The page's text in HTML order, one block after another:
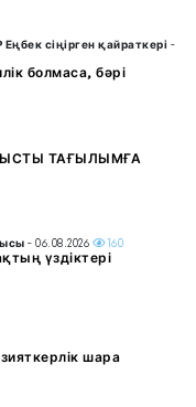
сіңірген қайраткері -
болмаса, бәрі
ТАҒЫЛЫМҒА
- 06.08.2026 160
үздіктері
шара